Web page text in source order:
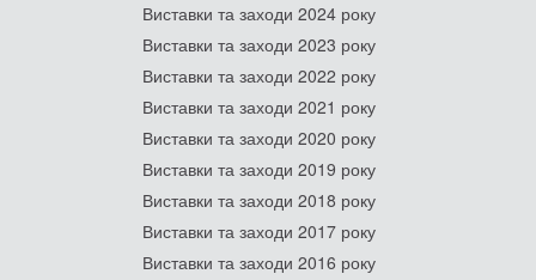
Виставки та заходи 2024 року
Виставки та заходи 2023 року
Виставки та заходи 2022 року
Виставки та заходи 2021 року
Виставки та заходи 2020 року
Виставки та заходи 2019 року
Виставки та заходи 2018 року
Виставки та заходи 2017 року
Виставки та заходи 2016 року